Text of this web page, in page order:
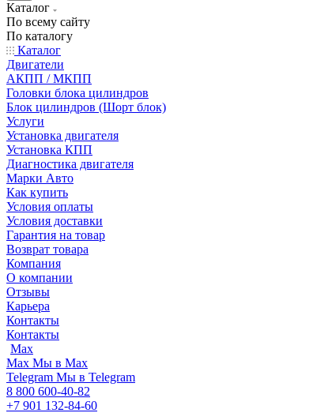
Каталог
По всему сайту
По каталогу
Каталог
Двигатели
АКПП / МКПП
Головки блока цилиндров
Блок цилиндров (Шорт блок)
Услуги
Установка двигателя
Установка КПП
Диагностика двигателя
Марки Авто
Как купить
Условия оплаты
Условия доставки
Гарантия на товар
Возврат товара
Компания
О компании
Отзывы
Карьера
Контакты
Контакты
Max
Max Мы в Max
Telegram Мы в Telegram
8 800 600-40-82
+7 901 132-84-60